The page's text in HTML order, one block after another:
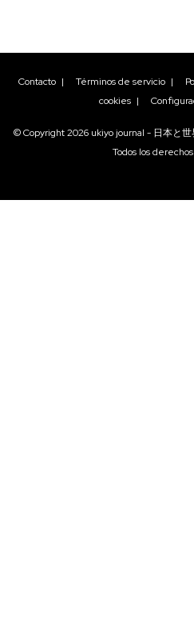
Contacto | Términos de servicio |
cookies |
© Copyright2026 ukiyo journal - 日本と
Todos los